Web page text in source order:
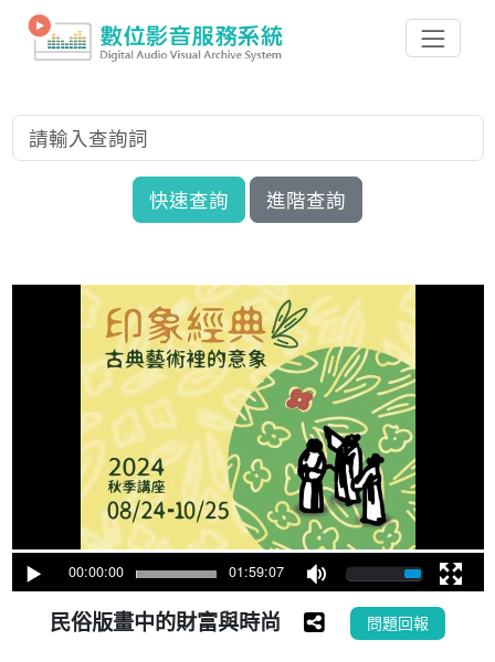
快速查詢 進階查詢
00:00:00 01:59:07
民俗版畫中的財富與時尚 問題回報